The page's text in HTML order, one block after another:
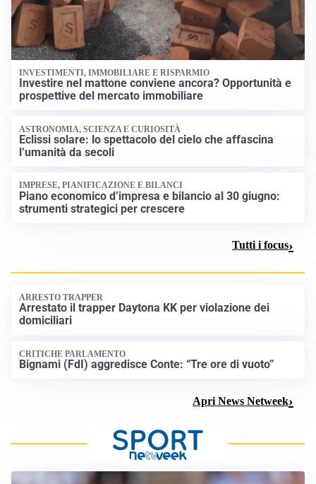
INVESTIMENTI, IMMOBILIARE E RISPARMIO
Investire nel mattone conviene ancora? Opportunità e
prospettive del mercato immobiliare
ASTRONOMIA, SCIENZA E CURIOSITÀ
Eclissi solare: lo spettacolo del cielo che affascina
l’umanità da secoli
IMPRESE, PIANIFICAZIONE E BILANCI
Piano economico d’impresa e bilancio al 30 giugno:
strumenti strategici per crescere
Tutti i focus
Arrestato il trapper Daytona KK per violazione dei